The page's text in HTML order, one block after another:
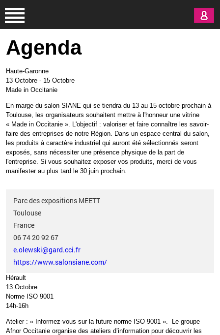
Agenda
Haute-Garonne
13 Octobre - 15 Octobre
Made in Occitanie
En marge du salon SIANE qui se tiendra du 13 au 15 octobre prochain à
Toulouse, les organisateurs souhaitent mettre à l'honneur une vitrine
« Made in Occitanie ». L'objectif : valoriser et faire connaître les savoir-
faire des entreprises de notre Région. Dans un espace central du salon,
les produits à caractère industriel qui auront été sélectionnés seront
exposés, sans nécessiter une présence physique de la part de
l'entreprise. Si vous souhaitez exposer vos produits, merci de vous
manifester au plus tard le 30 juin prochain.
Parc des expositions MEETT
Toulouse
France
06 74 20 92 67
e.olewski@gard.cci.fr
https://www.salonsiane.com/
Hérault
13 Octobre
Norme ISO 9001
14h-16h
Atelier : « Informez-vous sur la future norme ISO 9001 ».
Le groupe
Afnor Occitanie organise des ateliers d’information pour découvrir les